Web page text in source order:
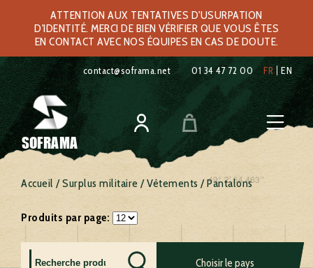
ATTENTION AUX TENTATIVES D'USURPATION
D'IDENTITÉ. MERCI DE BIEN VÉRIFIER QUE VOUS ÊTES
EN CONTACT AVEC NOS ÉQUIPES EN CAS DE DOUTE.
contact@soframa.net 01 34 47 72 00 FR EN
SOFRAMA
Accueil /Surplus militaire /Vêtements / Pantalons
Produits par page:
Choisir le pays
France
Royaume